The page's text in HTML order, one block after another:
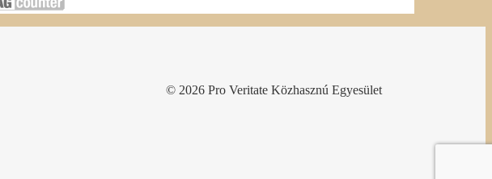
© 2026 Pro Veritate Közhasznú Egyesület